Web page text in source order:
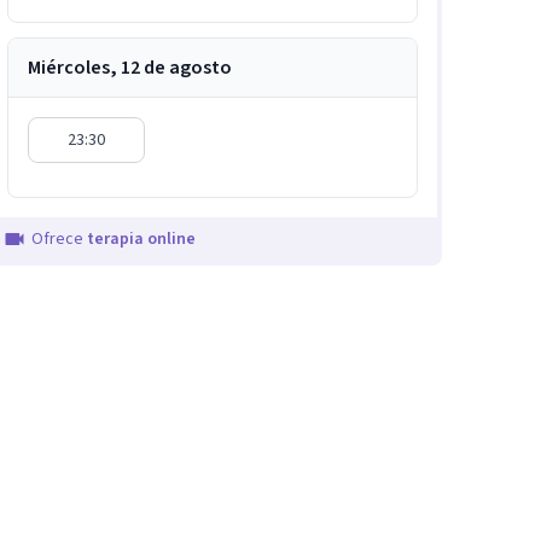
Miércoles, 12 de agosto
23:30
Ofrece terapia online